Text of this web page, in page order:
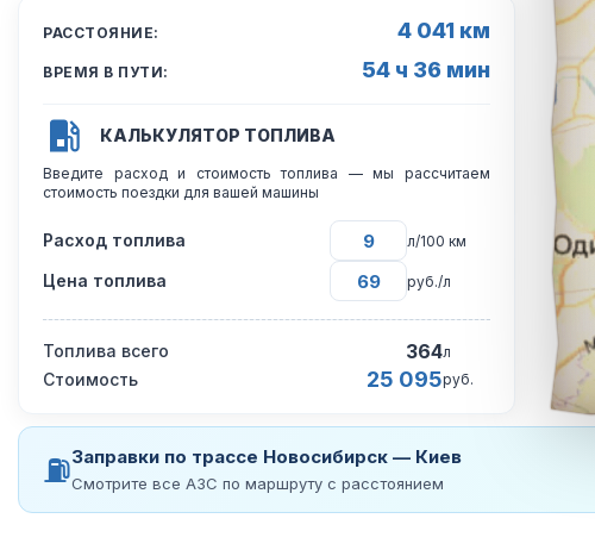
РАССТОЯНИЕ: 4 041 км
ВРЕМЯ В ПУТИ: 54 ч 36 мин
КАЛЬКУЛЯТОР ТОПЛИВА
Введите расход и стоимость топлива — мы рассчитаем
стоимость поездки для вашей машины
Расход топлива л/100 км
Цена топлива руб./л
Топлива всего 364л
Стоимость 25 095руб.
⛽Заправки по трассе Новосибирск — Киев
Смотрите все АЗС по маршруту с расстоянием